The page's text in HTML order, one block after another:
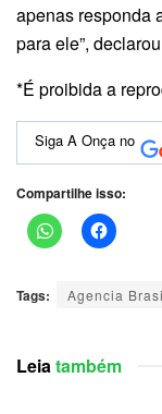
apenas responda
para ele”,
*É proibida a
Siga A Onça no
Compartilhe isso:
Tags: Agencia
Leia também